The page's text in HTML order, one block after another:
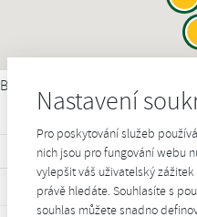
Nastavení
Pro poskytování služeb
nich jsou pro fungování webu
vylepšit váš uživatelský
právě hledáte. Souhlasíte s
souhlas můžete snadno
BPS průmyslová BPS
Pokud máte zájem o